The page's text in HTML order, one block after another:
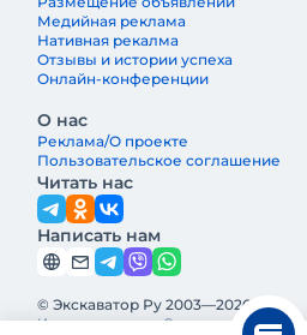
Медийная реклама
Нативная рекалма
Отзывы и истории успеха
Онлайн-конференции
О нас
Реклама/О проекте
Пользовательское соглашение
Читать нас
Написать нам
© Экскаватор Ру 2003—2026
Интернет-журнал Строительная